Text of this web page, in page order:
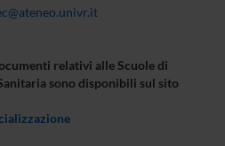
relativi alle Scuole di
sono disponibili sul sito